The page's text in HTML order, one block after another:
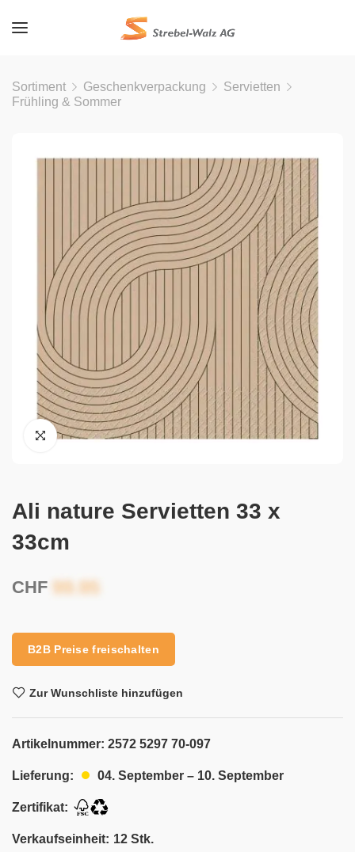
Sortiment Geschenkverpackung
Servietten
Frühling & Sommer
Ali nature Servietten 33 x
33cm
CHF
B2B Preise freischalten
Zur Wunschliste hinzufügen
Artikelnummer: 2572 5297 70-097
Lieferung: 04. September – 10. September
Zertifikat:
Verkaufseinheit: 12 Stk.